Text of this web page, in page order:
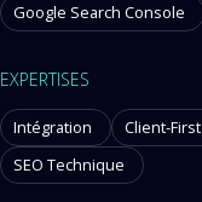
Google Search Console
EXPERTISES
Intégration
Client-First
SEO Technique